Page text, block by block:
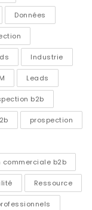
Données
Industrie
Leads
b2b
prospection
commerciale b2b
Ressource